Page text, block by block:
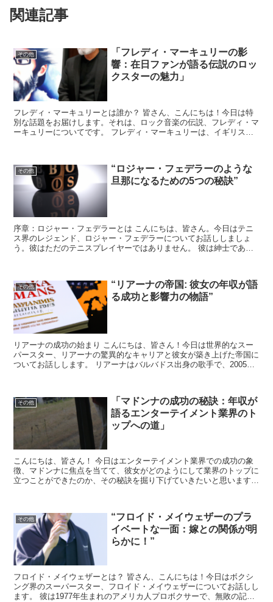
関連記事
その他
「フレディ・マーキュリーの影
響：在日ファンが語る伝説のロッ
クスターの魅力」
フレディ・マーキュリーとは誰か？ 皆さん、こんにちは！今日は特
別な話題をお届けします。それは、ロック音楽の伝説、フレディ・マ
ーキュリーについてです。 フレディ・マーキュリーは、イギリスの
その他
“ロジャー・フェデラーのような
旦那になるための5つの秘訣”
序章：ロジャー・フェデラーとは こんにちは、皆さん。今日はテニ
ス界のレジェンド、ロジャー・フェデラーについてお話ししましょ
う。彼はただのテニスプレイヤーではありません。 彼は紳士であ
その他
“リアーナの帝国: 彼女の年収が語
る成功と影響力の物語”
リアーナの成功の始まり こんにちは、皆さん！今日は世界的なスー
パースター、リアーナの驚異的なキャリアと彼女が築き上げた帝国に
ついてお話しします。 リアーナはバルバドス出身の歌手で、2005年
その他
「マドンナの成功の秘訣：年収が
語るエンターテイメント業界のト
ップへの道」
こんにちは、皆さん！ 今日はエンターテイメント業界での成功の象
徴、マドンナに焦点を当てて、彼女がどのようにして業界のトップに
立つことができたのか、その秘訣を掘り下げていきたいと思います。
その他
“フロイド・メイウェザーのプラ
イベートな一面：嫁との関係が明
らかに！”
フロイド・メイウェザーとは？ 皆さん、こんにちは！今日はボクシ
ング界のスーパースター、フロイド・メイウェザーについてお話しし
ます。 彼は1977年生まれのアメリカ人プロボクサーで、無敗の記録